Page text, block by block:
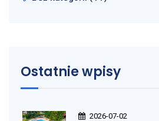
Ostatnie wpisy
2026-07-02